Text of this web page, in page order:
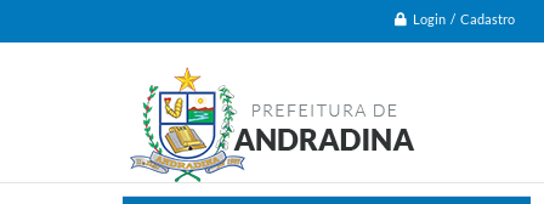
Login / Cadastro